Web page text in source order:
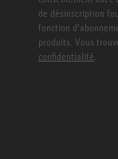
de désinscription
fonction
produits. Vous
confidentialité.